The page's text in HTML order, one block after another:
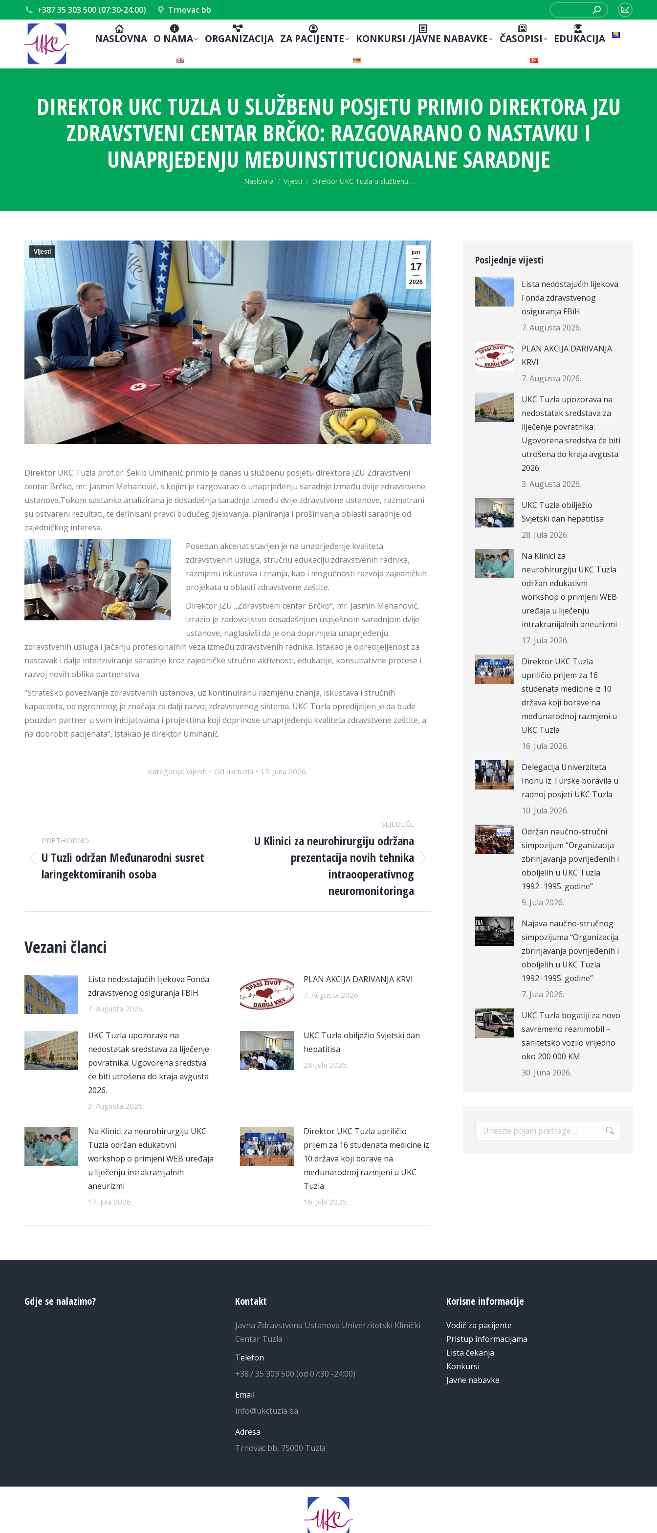
+387 35 303 500 (07:30-24:00) Trnovac bb
Search:
Mail
NASLOVNA O NAMA ORGANIZACIJA ZA PACIJENTE KONKURSI /JAVNE NABAVKE ČASOPISI EDUKACIJA
DIREKTOR UKC TUZLA U SLUŽBENU POSJETU PRIMIO DIREKTORA JZU
ZDRAVSTVENI CENTAR BRČKO: RAZGOVARANO O NASTAVKU I
UNAPRJEĐENJU MEĐUINSTITUCIONALNE SARADNJE
You are here:
Naslovna Vijesti Direktor UKC Tuzla u službenu…
jun
17
2026
Vijesti
Direktor UKC Tuzla prof.dr. Šekib Umihanić primio je danas u službenu posjetu direktora JZU Zdravstveni
centar Brčko, mr. Jasmin Mehanović, s kojim je razgovarao o unaprjeđenju saradnje između dvije zdravstvene
ustanove.Tokom sastanka analizirana je dosadašnja saradnja između dvije zdravstvene ustanove, razmatrani
su ostvareni rezultati, te definisani pravci budućeg djelovanja, planiranja i proširivanja oblasti saradnje od
zajedničkog interesa.
Poseban akcenat stavljen je na unaprjeđenje kvaliteta
zdravstvenih usluga, stručnu edukaciju zdravstvenih radnika,
razmjenu iskustava i znanja, kao i mogućnosti razvoja zajedničkih
projekata u oblasti zdravstvene zaštite.
Direktor JZU „Zdravstveni centar Brčko“, mr. Jasmin Mehanović,
izrazio je zadovoljstvo dosadašnjom uspješnom saradnjom dvije
ustanove, naglasivši da je ona doprinijela unaprjeđenju
zdravstvenih usluga i jačanju profesionalnih veza između zdravstvenih radnika. Istakao je opredijeljenost za
nastavak i dalje intenziviranje saradnje kroz zajedničke stručne aktivnosti, edukacije, konsultativne procese i
razvoj novih oblika partnerstva.
“Strateško povezivanje zdravstvenih ustanova, uz kontinuiranu razmjenu znanja, iskustava i stručnih
kapaciteta, od ogromnog je značaja za dalji razvoj zdravstvenog sistema. UKC Tuzla opredijeljen je da bude
pouzdan partner u svim inicijativama i projektima koji doprinose unaprjeđenju kvaliteta zdravstvene zaštite, a
na dobrobit pacijenata”, istakao je direktor Umihanić.
Kategorija:Vijesti Od ukctuzla 17. Juna 2026.
NAVIGATION
PRETHODNO
Previous
post:
U Tuzli održan Međunarodni susret
laringektomiranih osoba
SLJEDEĆE
U Klinici za neurohirurgiju održana
prezentacija novih tehnika
intraooperativnog
neuromonitoringa
Vezani članci
Lista nedostajućih lijekova Fonda
zdravstvenog osiguranja FBiH
7. Augusta 2026.
PLAN AKCIJA DARIVANJA KRVI
7. Augusta 2026.
UKC Tuzla upozorava na
nedostatak sredstava za liječenje
povratnika: Ugovorena sredstva
će biti utrošena do kraja avgusta
2026.
3. Augusta 2026.
UKC Tuzla obilježio Svjetski dan
hepatitisa
28. Jula 2026.
Na Klinici za neurohirurgiju UKC
Tuzla održan edukativni
workshop o primjeni WEB uređaja
u liječenju intrakranijalnih
aneurizmi
17. Jula 2026.
Direktor UKC Tuzla upriličio
prijem za 16 studenata medicine iz
10 država koji borave na
međunarodnoj razmjeni u UKC
Tuzla
16. Jula 2026.
Posljednje vijesti
Lista nedostajućih lijekova
Fonda zdravstvenog
osiguranja FBiH
7. Augusta 2026.
PLAN AKCIJA DARIVANJA
KRVI
7. Augusta 2026.
UKC Tuzla upozorava na
nedostatak sredstava za
liječenje povratnika:
Ugovorena sredstva će biti
utrošena do kraja avgusta
2026.
3. Augusta 2026.
UKC Tuzla obilježio
Svjetski dan hepatitisa
28. Jula 2026.
Na Klinici za
neurohirurgiju UKC Tuzla
održan edukativni
workshop o primjeni WEB
uređaja u liječenju
intrakranijalnih aneurizmi
17. Jula 2026.
Direktor UKC Tuzla
upriličio prijem za 16
studenata medicine iz 10
država koji borave na
međunarodnoj razmjeni u
UKC Tuzla
16. Jula 2026.
Delegacija Univerziteta
Inonu iz Turske boravila u
radnoj posjeti UKC Tuzla
10. Jula 2026.
Održan naučno-stručni
simpozijum “Organizacija
zbrinjavanja povrijeđenih i
oboljelih u UKC Tuzla
1992–1995. godine”
9. Jula 2026.
Najava naučno-stručnog
simpozijuma “Organizacija
zbrinjavanja povrijeđenih i
oboljelih u UKC Tuzla
1992–1995. godine”
7. Jula 2026.
UKC Tuzla bogatiji za novo
savremeno reanimobil –
sanitetsko vozilo vrijedno
oko 200 000 KM
30. Juna 2026.
Search:
Gdje se nalazimo? Kontakt
Javna Zdravstvena Ustanova Univerzitetski Klinički
Centar Tuzla
Telefon
+387 35 303 500 (od 07:30 -24:00)
Email
info@ukctuzla.ba
Adresa
Trnovac bb, 75000 Tuzla
Korisne informacije
Vodič za pacijente
Pristup informacijama
Lista čekanja
Konkursi
Javne nabavke